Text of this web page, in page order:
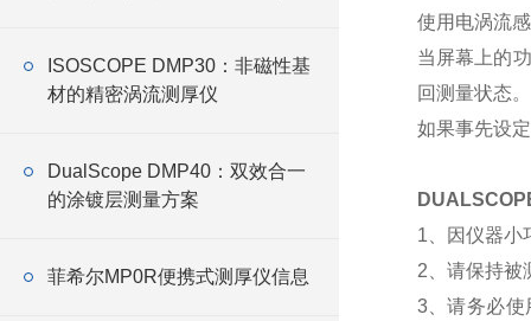
ISOSCOPE DMP30：非磁性基
材的精密涡流测厚仪
​DualScope DMP40：双效合一
的涂镀层测量方案
菲希尔MP0R便携式测厚仪信息
使用电涡流
当屏幕上的
回测量状态。
如果事先设
1、因仪器小
2、请保持被
3、请务必使